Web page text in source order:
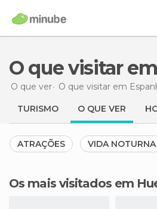
O que visitar
O que ver O que visitar em
TURISMO O QUE VER
ATRAÇÕES VIDA NOTURNA
Os mais visitados em